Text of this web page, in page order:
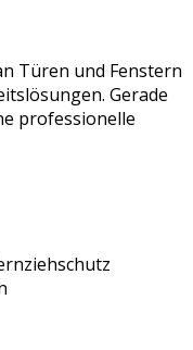
Türen und Fenstern
Gerade
professionelle